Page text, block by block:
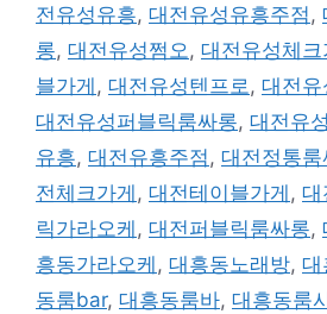
전유성유흥, 대전유성유흥주점 ,
롱, 대전유성쩜오 , 대전유성체크
블가게 , 대전유성텐프로 , 대전유
대전유성퍼블릭룸싸롱, 대전유
유흥, 대전유흥주점 , 대전정통룸
전체크가게 , 대전테이블가게 , 대
릭가라오케 , 대전퍼블릭룸싸롱,
흥동가라오케 , 대흥동노래방, 대
동룸bar, 대흥동룸바, 대흥동룸